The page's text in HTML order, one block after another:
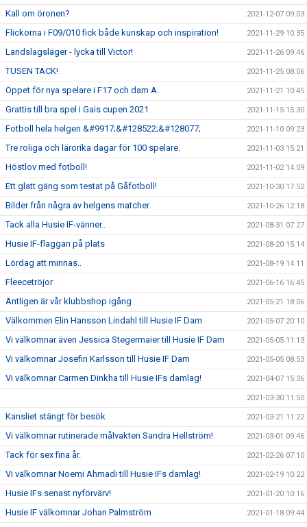
Kall om öronen? 2021-12-07 09:03
Flickorna i F09/010 fick både kunskap och inspiration! 2021-11-29 10:35
Landslagsläger - lycka till Victor! 2021-11-26 09:46
TUSEN TACK! 2021-11-25 08:06
Öppet för nya spelare i F17 och dam A. 2021-11-21 10:45
Grattis till bra spel i Gais cupen 2021 2021-11-15 15:30
Fotboll hela helgen &#9917;&#128522;&#128077; 2021-11-10 09:23
Tre roliga och lärorika dagar för 100 spelare. 2021-11-03 15:21
Höstlov med fotboll! 2021-11-02 14:09
Ett glatt gäng som testat på Gåfotboll! 2021-10-30 17:52
Bilder från några av helgens matcher. 2021-10-26 12:18
Tack alla Husie IF-vänner.. 2021-08-31 07:27
Husie IF-flaggan på plats 2021-08-20 15:14
Lördag att minnas.. 2021-08-19 14:11
Fleecetröjor 2021-06-16 16:45
Äntligen är vår klubbshop igång 2021-05-21 18:06
Välkommen Elin Hansson Lindahl till Husie IF Dam 2021-05-07 20:10
Vi välkomnar även Jessica Stegermaier till Husie IF Dam 2021-05-05 11:13
Vi välkomnar Josefin Karlsson till Husie IF Dam 2021-05-05 08:53
Vi välkomnar Carmen Dinkha till Husie IFs damlag! 2021-04-07 15:36
2021-03-30 11:50
Kansliet stängt för besök 2021-03-21 11:22
Vi välkomnar rutinerade målvakten Sandra Hellström! 2021-03-01 09:46
Tack för sex fina år. 2021-02-26 07:10
Vi välkomnar Noemi Ahmadi till Husie IFs damlag! 2021-02-19 10:22
Husie IFs senast nyförvärv! 2021-01-20 10:16
Husie IF välkomnar Johan Palmström 2021-01-18 09:44